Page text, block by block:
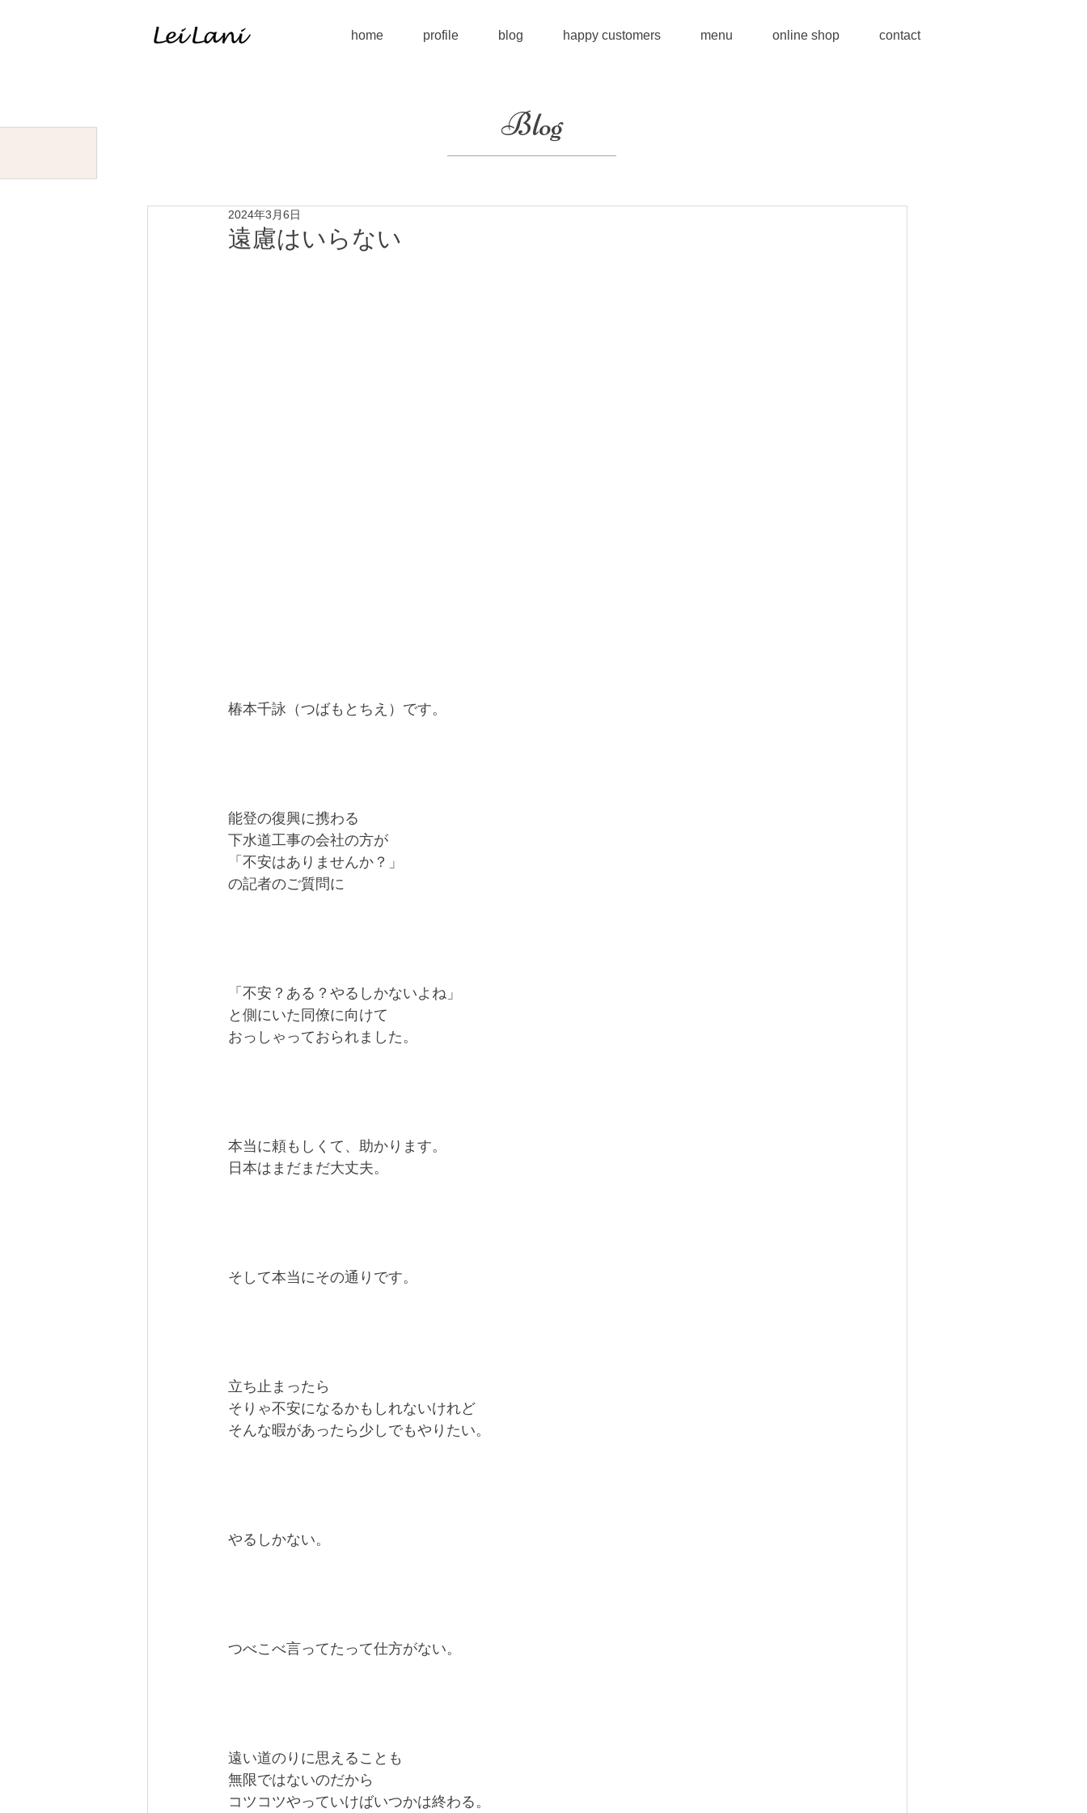
home profile blog happy customers menu online shop contact
Blog
遠慮はいらない
2024年3月6日
椿本千詠（つばもとちえ）です。
能登の復興に携わる
下水道工事の会社の方が
「不安はありませんか？」
の記者のご質問に
「不安？ある？やるしかないよね」
と側にいた同僚に向けて
おっしゃっておられました。
本当に頼もしくて、助かります。
日本はまだまだ大丈夫。
そして本当にその通りです。
立ち止まったら
そりゃ不安になるかもしれないけれど
そんな暇があったら少しでもやりたい。
やるしかない。
つべこべ言ってたって仕方がない。
遠い道のりに思えることも
無限ではないのだから
コツコツやっていけばいつかは終わる。